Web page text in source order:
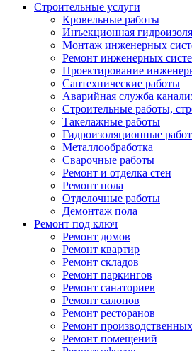
Строительные услуги
Кровельные работы
Инъекционная
Монтаж инженерных
Ремонт инженерных
Проектирование
Сантехнические работы
Аварийная служба
Строительные работы,
Такелажные работы
Гидроизоляционные
Металлообработка
Сварочные работы
Ремонт и отделка стен
Ремонт пола
Отделочные работы
Демонтаж пола
Ремонт под ключ
Ремонт домов
Ремонт квартир
Ремонт складов
Ремонт паркингов
Ремонт санаториев
Ремонт салонов
Ремонт ресторанов
Ремонт
Ремонт помещений